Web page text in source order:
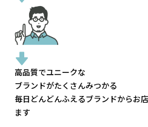
高品質でユニークな
ブランドがたくさんみつかる
毎日どんどんふえるブランドからお
ます